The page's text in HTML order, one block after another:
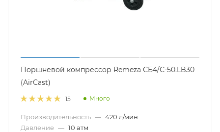
Поршневой компрессор Remeza СБ4/С-50.LB30
(AirCast)
15 Много
Производительность — 420 л/мин
Давление — 10 атм